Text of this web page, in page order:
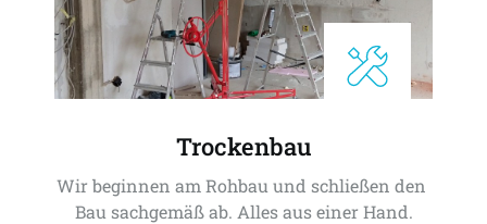
Trockenbau
Wir beginnen am Rohbau und schließen den
Bau sachgemäß ab. Alles aus einer Hand.